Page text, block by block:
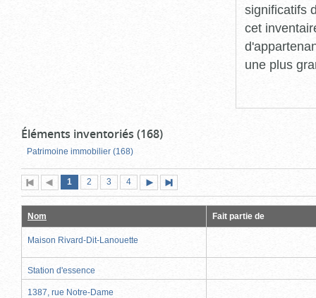
significatifs
cet
une plus
Éléments inventoriés (168)
Patrimoine immobilier (168)
Première
page
Page
précédente
Page
1 (page
actuelle)
Page
2 Page
3 Page
4
suivante
page
Nom Fait partie de
Maison Rivard-Dit-Lanouette
Station d'essence
1387, rue Notre-Dame